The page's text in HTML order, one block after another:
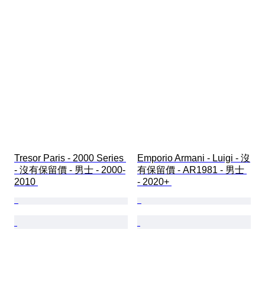
Tresor Paris - 2000 Series
- 沒有保留價 - 男士 - 2000-
2010
Emporio Armani - Luigi - 沒
有保留價 - AR1981 - 男士
- 2020+